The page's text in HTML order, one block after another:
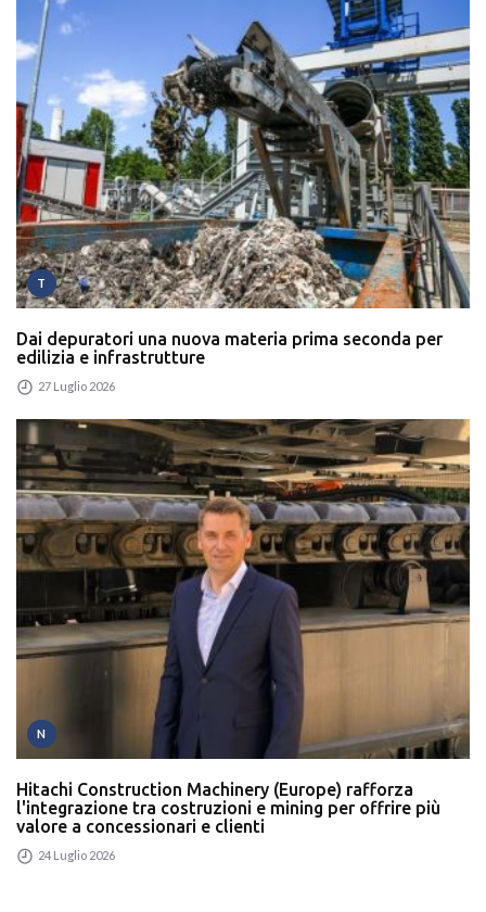
T
Dai depuratori una nuova materia prima seconda per
edilizia e infrastrutture
27 Luglio 2026
N
Hitachi Construction Machinery (Europe) rafforza
l'integrazione tra costruzioni e mining per offrire più
valore a concessionari e clienti
24 Luglio 2026